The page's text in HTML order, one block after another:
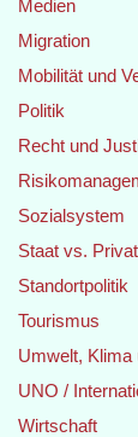
Medien
Migration
Mobilität und
Politik
Recht und
Sozialsystem
Staat vs. Privat
Standortpolitik
Tourismus
Umwelt, Klima
UNO /
Wirtschaft